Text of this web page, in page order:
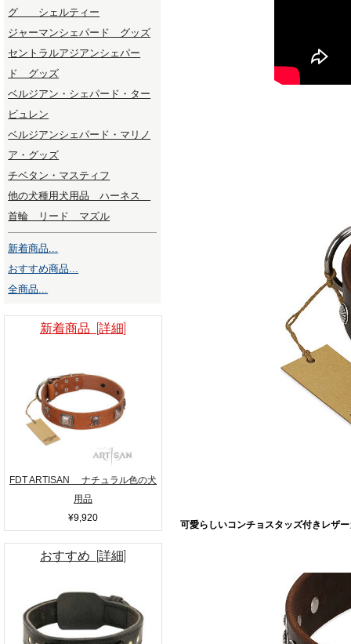
グ シェルティー
ジャーマンシェパード グッズ
セントラルアジアンシェパー
ド グッズ
ベルジアン・シェパード・ター
ビュレン
ベルジアンシェパード・マリノ
ア・グッズ
チベタン・マスティフ
他の犬種用犬用品 ハーネス
首輪 リード マズル
新着商品...
おすすめ商品...
全商品...
新着商品 [詳細]
FDT ARTISAN ナチュラル色の犬
用品
¥9,920
おすすめ [詳細]
可愛らしいコンチョスタッズ付きレザ